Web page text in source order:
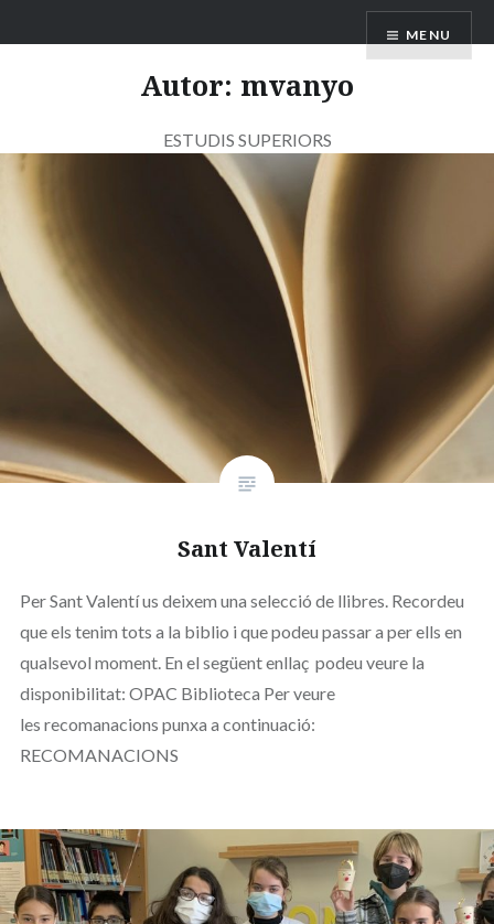
to Club Lectura Secundaria MENU
Autor: mvanyo
ESTUDIS SUPERIORS
Sant Valentí
Per Sant Valentí us deixem una selecció de llibres. Recordeu
que els tenim tots a la biblio i que podeu passar a per ells en
qualsevol moment. En el següent enllaç podeu veure la
disponibilitat: OPAC Biblioteca Per veure
les recomanacions punxa a continuació:
RECOMANACIONS